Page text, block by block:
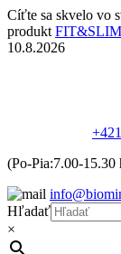
Cíťte sa skvelo vo
produkt FIT&SLIM
10.8.2026
(Po-Pia:7.00-15.30
Hľadať
×